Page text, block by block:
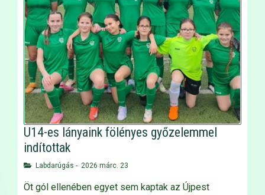
U14-es lányaink fölényes győzelemmel
indítottak
Labdarúgás - 2026 márc. 23
Öt gól ellenében egyet sem kaptak az Újpest